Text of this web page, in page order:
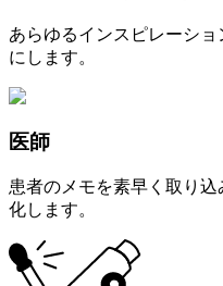
あらゆるインスピレーシ
にします。
医師
患者のメモを素早く取り
化します。